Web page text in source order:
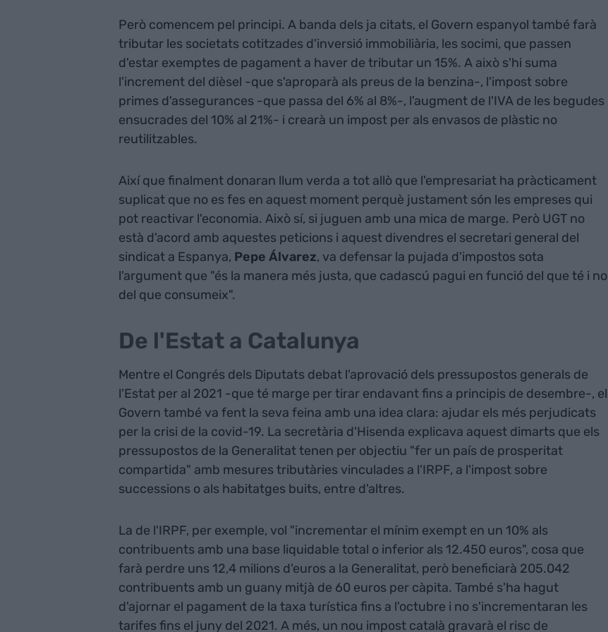
Però comencem pel principi. A banda dels ja citats, el Govern espanyol també farà
tributar les societats cotitzades d'inversió immobiliària, les socimi, que passen
d'estar exemptes de pagament a haver de tributar un 15%. A això s'hi suma
l'increment del dièsel -que s'aproparà als preus de la benzina-, l'impost sobre
primes d'assegurances -que passa del 6% al 8%-, l'augment de l'IVA de les begudes
ensucrades del 10% al 21%- i crearà un impost per als envasos de plàstic no
reutilitzables.
Així que finalment donaran llum verda a tot allò que l'empresariat ha pràcticament
suplicat que no es fes en aquest moment perquè justament són les empreses qui
pot reactivar l'economia. Això sí, si juguen amb una mica de marge. Però UGT no
està d'acord amb aquestes peticions i aquest divendres el secretari general del
sindicat a Espanya, Pepe Álvarez, va defensar la pujada d'impostos sota
l'argument que "és la manera més justa, que cadascú pagui en funció del que té i no
del que consumeix".
De l'Estat a Catalunya
Mentre el Congrés dels Diputats debat l'aprovació dels pressupostos generals de
l'Estat per al 2021 -que té marge per tirar endavant fins a principis de desembre-, el
Govern també va fent la seva feina amb una idea clara: ajudar els més perjudicats
per la crisi de la covid-19. La secretària d'Hisenda explicava aquest dimarts que els
pressupostos de la Generalitat tenen per objectiu "fer un país de prosperitat
compartida" amb mesures tributàries vinculades a l'IRPF, a l'impost sobre
successions o als habitatges buits, entre d'altres.
La de l'IRPF, per exemple, vol "incrementar el mínim exempt en un 10% als
contribuents amb una base liquidable total o inferior als 12.450 euros", cosa que
farà perdre uns 12,4 milions d'euros a la Generalitat, però beneficiarà 205.042
contribuents amb un guany mitjà de 60 euros per càpita. També s'ha hagut
d'ajornar el pagament de la taxa turística fins a l'octubre i no s'incrementaran les
tarifes fins el juny del 2021. A més, un nou impost català gravarà el risc de